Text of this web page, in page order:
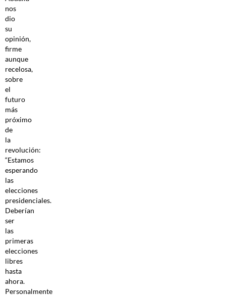
nos
dio
su
opinión,
firme
aunque
recelosa,
sobre
el
futuro
más
próximo
de
la
revolución:
“Estamos
esperando
las
elecciones
presidenciales.
Deberían
ser
las
primeras
elecciones
libres
hasta
ahora.
Personalmente